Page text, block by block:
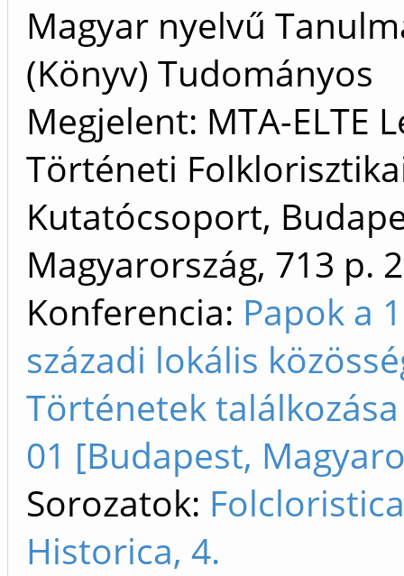
Magyar nyelvű
(Könyv) Tudományos
Megjelent: MTA-ELTE
Történeti
Kutatócsoport,
Magyarország, 713 p.
Konferencia: Papok a
századi lokális
Történetek
01 [Budapest,
Sorozatok: Folcloristica
Historica, 4.